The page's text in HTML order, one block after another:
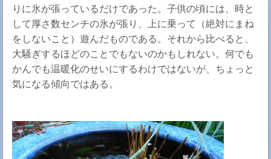
りに氷が張っているだけであった。子供の頃には、時と
して厚さ数センチの氷が張り、上に乗って（絶対にまね
をしないこと）遊んだものである。それから比べると、
大騒ぎするほどのことでもないのかもしれない。何でも
かんでも温暖化のせいにするわけではないが、ちょっと
気になる傾向ではある。